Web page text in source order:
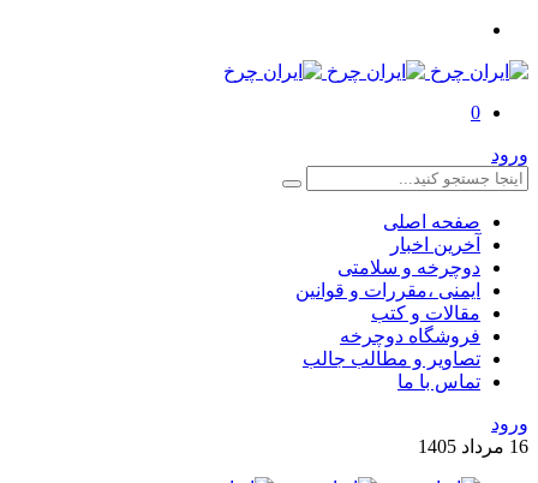
0
ورود
صفحه اصلی
آخرین اخبار
دوچرخه و سلامتی
ایمنی ،مقررات و قوانین
مقالات و کتب
فروشگاه دوچرخه
تصاویر و مطالب جالب
تماس با ما
ورود
16 مرداد 1405